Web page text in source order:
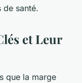
de santé.
et Leur
que la marge